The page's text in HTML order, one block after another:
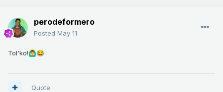
perodeformero
Posted May 11
Tol'ko!🙆‍♂️😂
Quote